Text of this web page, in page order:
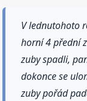
V lednutohoto
horní 4 přední
zuby spadli,
dokonce se
zuby pořád